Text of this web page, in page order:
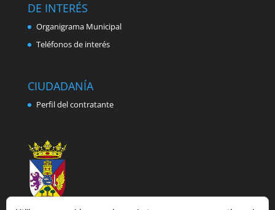
DE INTERÉS
Organigrama Municipal
Teléfonos de interés
CIUDADANÍA
Perfil del contratante